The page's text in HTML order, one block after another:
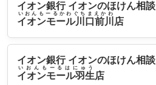
イオン銀行 イオンのほけん相談
イオンモール川口前川
いおんもーるかわぐちまえかわ
店
イオン銀行 イオンのほけん相談
イオンモール羽生
いおんもーるはにゅう
店